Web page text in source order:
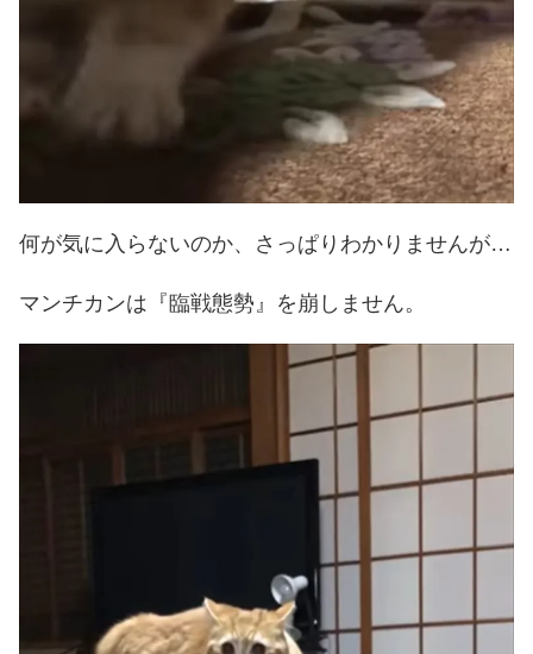
何が気に入らないのか、さっぱりわかりませんが…
マンチカンは『臨戦態勢』を崩しません。